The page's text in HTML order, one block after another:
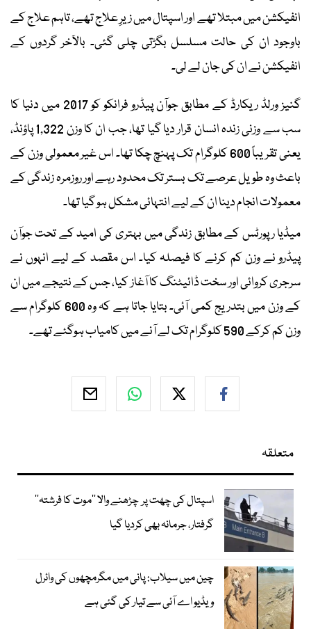
انفیکشن میں مبتلا تھے اور اسپتال میں زیرِ علاج تھے، تاہم علاج کے
باوجود ان کی حالت مسلسل بگڑتی چلی گئی۔ بالآخر گردوں کے
انفیکشن نے ان کی جان لے لی۔
گنیز ورلڈ ریکارڈ کے مطابق جوآن پیڈرو فرانکو کو 2017 میں دنیا کا
سب سے وزنی زندہ انسان قرار دیا گیا تھا، جب ان کا وزن 1,322 پاؤنڈ،
یعنی تقریباً 600 کلوگرام تک پہنچ چکا تھا۔ اس غیر معمولی وزن کے
باعث وہ طویل عرصے تک بستر تک محدود رہے اور روزمرہ زندگی کے
معمولات انجام دینا ان کے لیے انتہائی مشکل ہو گیا تھا۔
میڈیا رپورٹس کے مطابق زندگی میں بہتری کی امید کے تحت جوآن
پیڈرو نے وزن کم کرنے کا فیصلہ کیا۔ اس مقصد کے لیے انہوں نے
سرجری کروائی اور سخت ڈائیٹنگ کا آغاز کیا، جس کے نتیجے میں ان
کے وزن میں بتدریج کمی آئی۔ بتایا جاتا ہے کہ وہ 600 کلوگرام سے
وزن کم کرکے 590 کلوگرام تک لے آنے میں کامیاب ہوگئے تھے۔
متعلقہ
اسپتال کی چھت پر چڑھنے والا ’’موت کا فرشتہ‘‘
گرفتار، جرمانہ بھی کردیا گیا
چین میں سیلاب: پانی میں مگرمچھوں کی وائرل
ویڈیو اے آئی سے تیار کی گئی ہے